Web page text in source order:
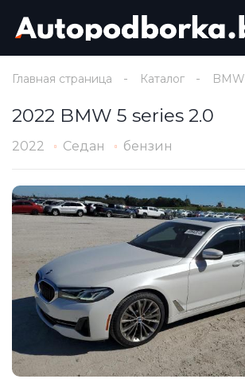
Главная страница Каталог BMW
2022 BMW 5 series 2.0
2022 Седан бензин